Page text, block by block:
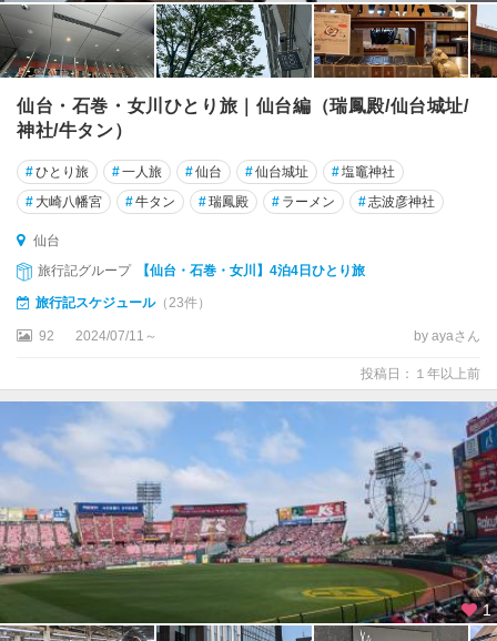
仙台・石巻・女川ひとり旅｜仙台編（瑞鳳殿/仙台城址/
神社/牛タン）
#ひとり旅 #一人旅 #仙台 #仙台城址 #塩竈神社
# 大崎八幡宮 #牛タン #瑞鳳殿 # ラーメン #志波彦神社
仙台
旅行記グループ
【仙台・石巻・女川】4泊4日ひとり旅
旅行記スケジュール（23件）
92 2024/07/11～ by ayaさん
投稿日：１年以上前
1